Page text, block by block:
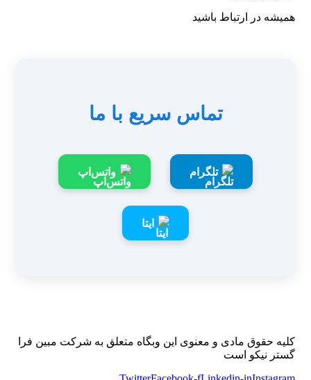
همیشه در ارتباط باشید
تماس سریع با ما
تلگرام واتس‌اپ
ایتا
کلیه حقوق مادی و معنوی این وبگاه متعلق به شرکت مبین فرا
گستر نیکو است